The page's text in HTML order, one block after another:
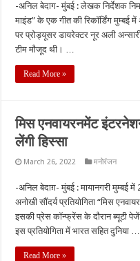
-अनिल बेदाग- मुंबई : लेखक निर्देशक
माइंड” के एक गीत की रिकॉर्डिंग
पर प्रोड्यूसर डायरेक्टर नूर अली
टीम मौजूद थी। …
Read More »
मिस एनवायरनमेंट
लेंगी हिस्सा
March 26, 2022 मनोरंजन
-अनिल बेदाग़- मुंबई : मायानगरी
अनोखी सौंदर्य प्रतियोगिता “मिस
इसकी प्रेस कॉन्फ्रेंस के दौरान ब्यूटी
इस प्रतियोगिता में भारत सहित दुनिया …
Read More »